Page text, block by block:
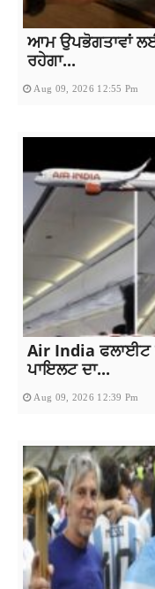
ਆਮ ਉਪਭੋਗਤਾਵਾਂ
ਰਹੇਗਾ...
Aug 09, 2026 12:55 Pm
Air India ਫਲਾਈਟ
ਪਾਇਲਟ ਦਾ...
Aug 09, 2026 12:39 Pm